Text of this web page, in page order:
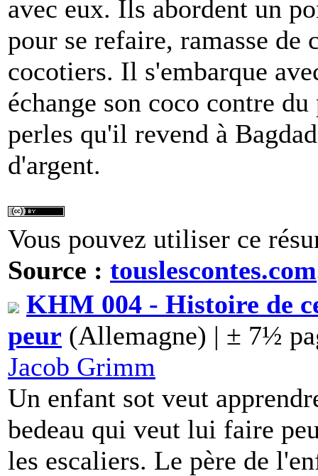
avec eux. Ils abordent un
pour se refaire, ramasse de
cocotiers. Il s'embarque
échange son coco contre
perles qu'il revend à
d'argent.
Vous pouvez utiliser ce
Source : touslescontes.com
KHM 004 - Histoire de
peur (Allemagne) | ± 7½
Jacob Grimm
Un enfant sot veut
bedeau qui veut lui faire
les escaliers. Le père de